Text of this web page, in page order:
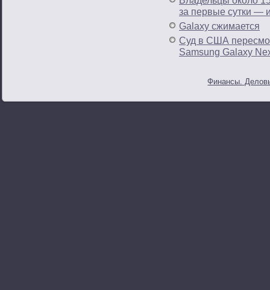
за первые сутки —
Galaxy сжимается
Суд в США
Samsung Galaxy
Финансы.